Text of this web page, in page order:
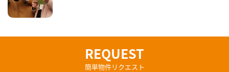
REQUEST
簡単物件リクエスト